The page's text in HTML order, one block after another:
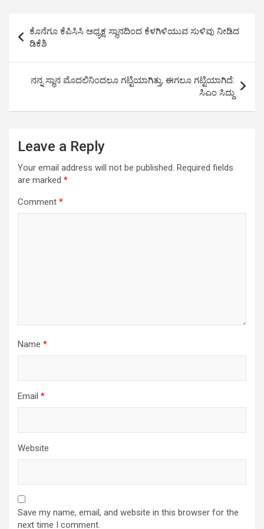
A
p
p
o
k
g
er
n
navigation
ಕೊನೆಗೂ ಕೆಪಿಸಿಸಿ ಅಧ್ಯಕ್ಷ ಸ್ಥಾನದಿಂದ ಕೆಳಗಿಳಿಯುವ ಸುಳಿವು ನೀಡಿದ
ಡಿಕೆಶಿ
ನನ್ನ ಸ್ಥಾನ ಮೊದಲಿನಿಂದಲೂ ಗಟ್ಟಿಯಾಗಿತ್ತು, ಈಗಲೂ ಗಟ್ಟಿಯಾಗಿದೆ:
ಸಿಎಂ ಸಿದ್ದು
Leave a Reply
Your email address will not be published. Required fields
are marked *
Comment *
Name *
Email *
Website
Save my name, email, and website in this browser for the
next time I comment.